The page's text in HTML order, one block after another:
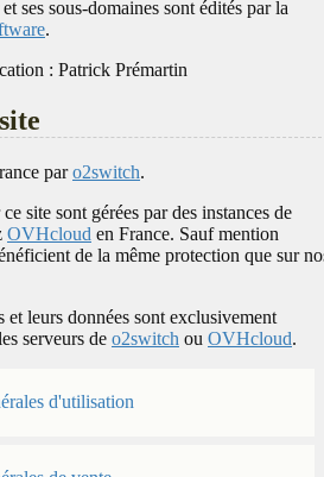
ses sous-domaines sont édités par la
.
: Patrick Prémartin
paro2switch.
site sont gérées par des instances de
OVHcloud en France. Sauf mention
de la même protection que sur
et leurs données sont exclusivement
serveurs de o2switch ou OVHcloud.
d'utilisation